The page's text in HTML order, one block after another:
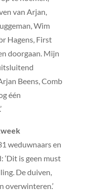
van Arjan,
Wim
Hagens, First
doorgaan. Mijn
Beens, Comb
één
weduwnaars en
‘Dit is geen must
De duiven,
overwinteren.’